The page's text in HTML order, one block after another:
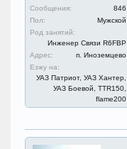
Сообщения:
846
Пол:
Мужской
Род занятий:
Инженер Связи R6FBP
Адрес:
п. Иноземцево
Езжу на:
УАЗ Патриот, УАЗ Хантер,
УАЗ Боевой, TTR150,
flame200